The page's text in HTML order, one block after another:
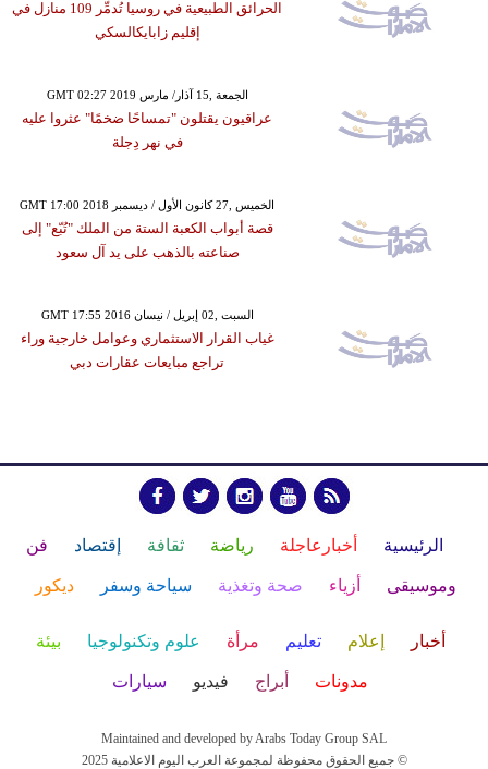
الحرائق الطبيعية في روسيا تُدمِّر 109 منازل في
إقليم زابايكالسكي
GMT 02:27 2019 الجمعة ,15 آذار/ مارس
عراقيون يقتلون "تمساحًا ضخمًا" عثروا عليه
في نهر دِجلة
GMT 17:00 2018 الخميس ,27 كانون الأول / ديسمبر
قصة أبواب الكعبة الستة من الملك "تُبّع" إلى
صناعته بالذهب على يد آل سعود
GMT 17:55 2016 السبت ,02 إبريل / نيسان
غياب القرار الاستثماري وعوامل خارجية وراء
تراجع مبايعات عقارات دبي
الرئيسية أخبارعاجلة رياضة ثقافة إقتصاد فن
وموسيقى أزياء صحة وتغذية سياحة وسفر ديكور
أخبار إعلام تعليم مرأة علوم وتكنولوجيا بيئة
مدونات أبراج فيديو سيارات
Maintained and developed by Arabs Today Group SAL
جميع الحقوق محفوظة لمجموعة العرب اليوم الاعلامية 2025 ©